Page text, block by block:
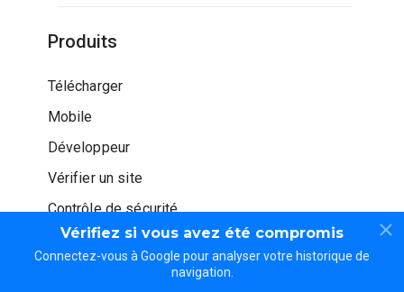
Vérifiez si vous avez été compromis
Connectez-vous à Google pour analyser votre historique de
navigation.
Produits
Télécharger
Mobile
Développeur
Vérifier un site
Contrôle de sécurité